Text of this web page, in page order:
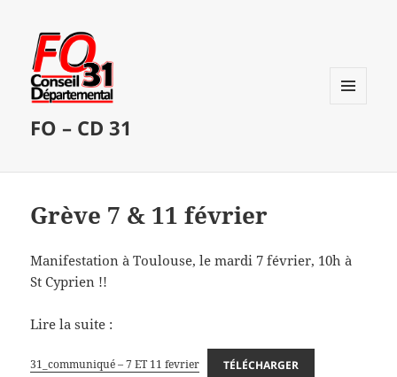
FO – CD 31
Grève 7 & 11 février
Manifestation à Toulouse, le mardi 7 février, 10h à
St Cyprien !!
Lire la suite :
31_communiqué – 7 ET 11 fevrier TÉLÉCHARGER